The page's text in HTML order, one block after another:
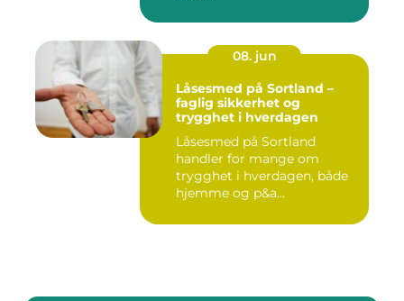
08. jun
Låsesmed på Sortland –
faglig sikkerhet og
trygghet i hverdagen
Låsesmed på Sortland
handler for mange om
trygghet i hverdagen, både
hjemme og p&a...